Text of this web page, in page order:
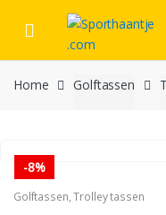
Home Golftassen
-8%
Golftassen,Trolley tassen